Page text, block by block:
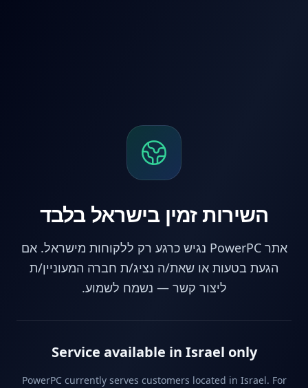
השירות זמין בישראל בלבד
אתר PowerPC נגיש כרגע רק ללקוחות מישראל. אם
הגעת בטעות או שאת/ה נציג/ת חברה המעוניין/ת
ליצור קשר — נשמח לשמוע.
Service available in Israel only
PowerPC currently serves customers located in Israel. For